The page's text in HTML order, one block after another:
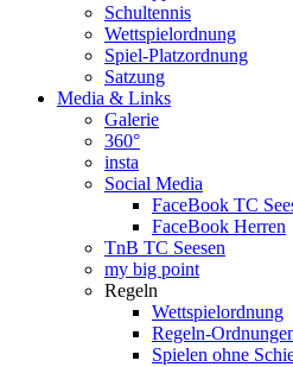
Schultennis
Wettspielordnung
Spiel-Platzordnung
Satzung
Media & Links
Galerie
360°
insta
Social Media
FaceBook TC
FaceBook Herren
TnB TC Seesen
my big point
Regeln
Wettspielordnung
Regeln-
Spielen ohne